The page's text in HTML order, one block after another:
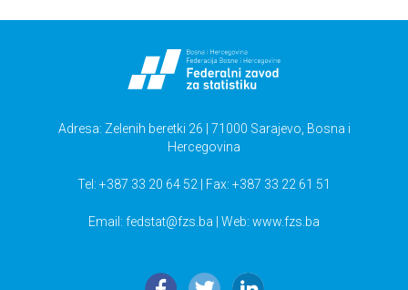
Adresa: Zelenih beretki 26 | 71000 Sarajevo, Bosna i
Hercegovina
Tel: +387 33 20 64 52 | Fax: +387 33 22 61 51
Email: fedstat@fzs.ba | Web: www.fzs.ba